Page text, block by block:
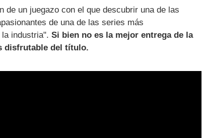
de un juegazo con el que descubrir una de las
de una de las series más
industria". Si bien no es la mejor entrega de la
disfrutable del título.